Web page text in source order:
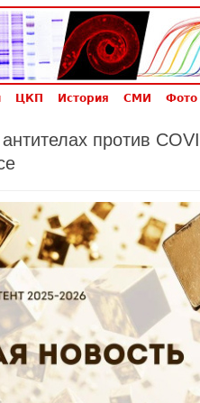
ЦКП История СМИ Фото
против